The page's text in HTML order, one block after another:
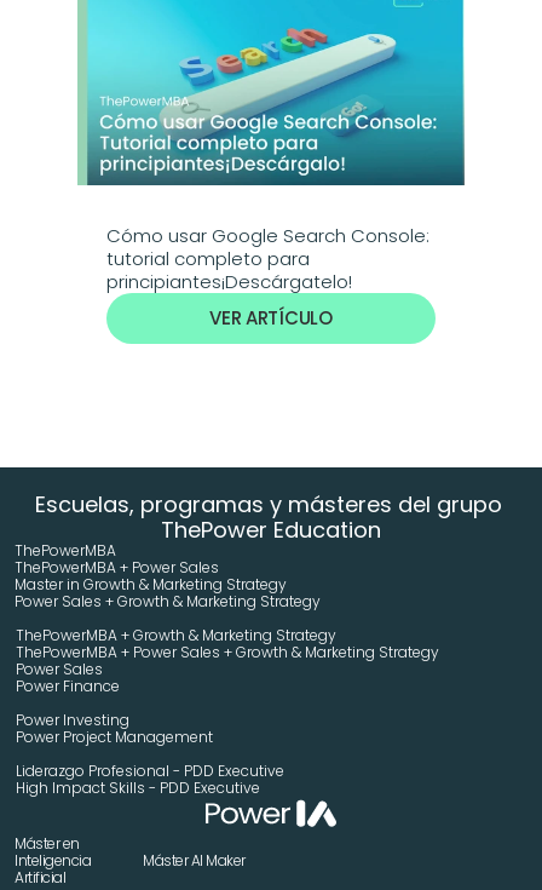
Cómo usar Google Search Console:
tutorial completo para
principiantes¡Descárgatelo!
VER ARTÍCULO
Escuelas, programas y másteres del grupo
ThePower Education
ThePowerMBA
ThePowerMBA + Power Sales
Master in Growth & Marketing Strategy
Power Sales + Growth & Marketing Strategy
ThePowerMBA + Growth & Marketing Strategy
ThePowerMBA + Power Sales + Growth & Marketing Strategy
Power Sales
Power Finance
Power Investing
Power Project Management
Liderazgo Profesional - PDD Executive
High Impact Skills - PDD Executive
Máster en
Inteligencia
Artificial
Máster AI Maker